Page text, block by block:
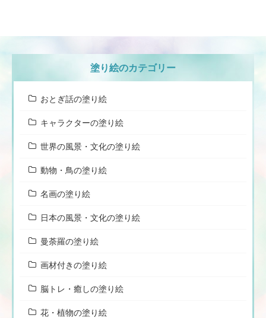
塗り絵のカテゴリー
おとぎ話の塗り絵
キャラクターの塗り絵
世界の風景・文化の塗り絵
動物・鳥の塗り絵
名画の塗り絵
日本の風景・文化の塗り絵
曼荼羅の塗り絵
画材付きの塗り絵
脳トレ・癒しの塗り絵
花・植物の塗り絵